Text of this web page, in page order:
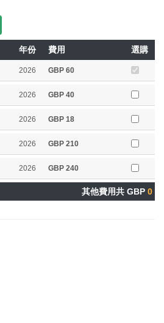
年份 費用
選購
2026 GBP 60
2026 GBP 40
2026 GBP 18
2026 GBP 210
2026 GBP 240
其他費用共 GBP 0